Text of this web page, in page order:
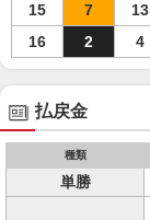
15
7 13
16
2 4
払戻金
種類
単勝